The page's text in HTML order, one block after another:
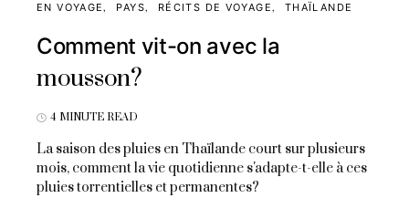
EN VOYAGE PAYS RÉCITS DE VOYAGE THAÏLANDE
Comment vit-on avec la
mousson?
4 MINUTE READ
La saison des pluies en Thaïlande court sur plusieurs
mois, comment la vie quotidienne s'adapte-t-elle à ces
pluies torrentielles et permanentes?